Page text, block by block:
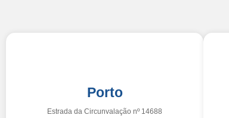
Porto
Estrada da Circunvalação nº 14688